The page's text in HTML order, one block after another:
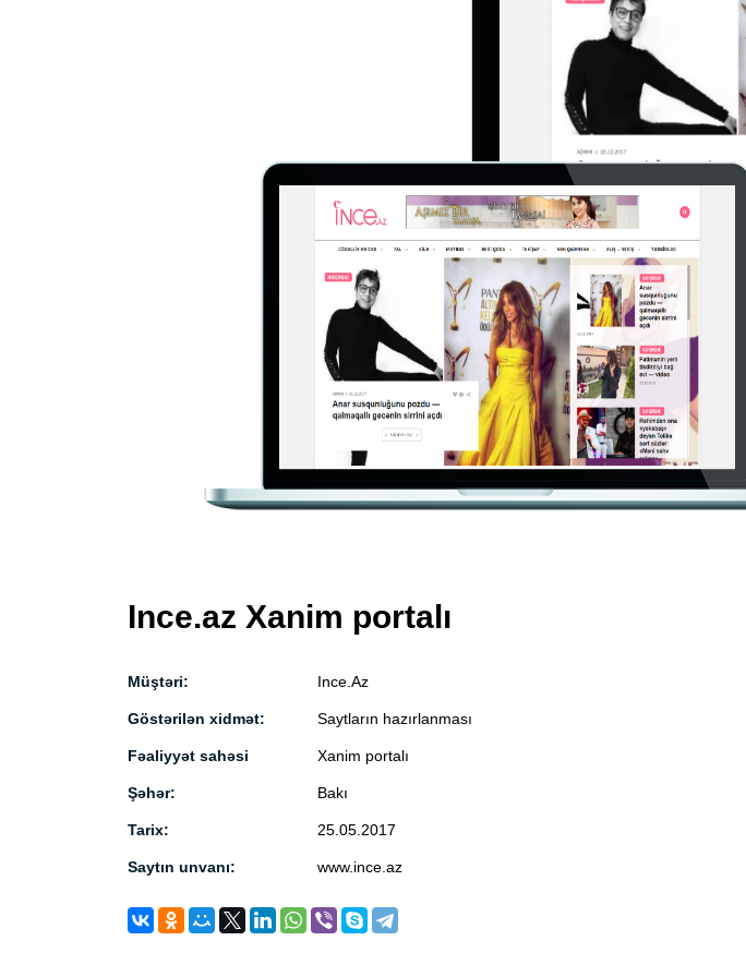
Ince.az Xanim portalı
Müştəri: Ince.Az
Göstərilən xidmət: Saytların hazırlanması
Fəaliyyət sahəsi Xanim portalı
Şəhər: Bakı
Tarix: 25.05.2017
Saytın unvanı: www.ince.az